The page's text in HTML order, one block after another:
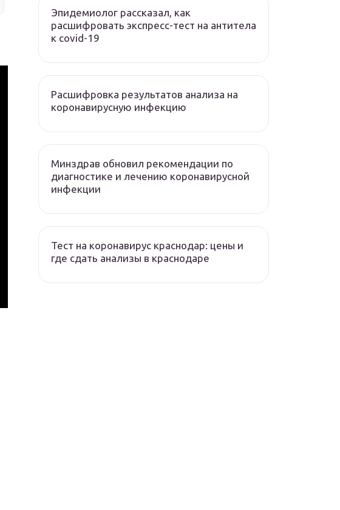
Эпидемиолог рассказал, как
расшифровать экспресс-тест на антитела
к covid-19
Расшифровка результатов анализа на
коронавирусную инфекцию
Минздрав обновил рекомендации по
диагностике и лечению коронавирусной
инфекции
Тест на коронавирус краснодар: цены и
где сдать анализы в краснодаре